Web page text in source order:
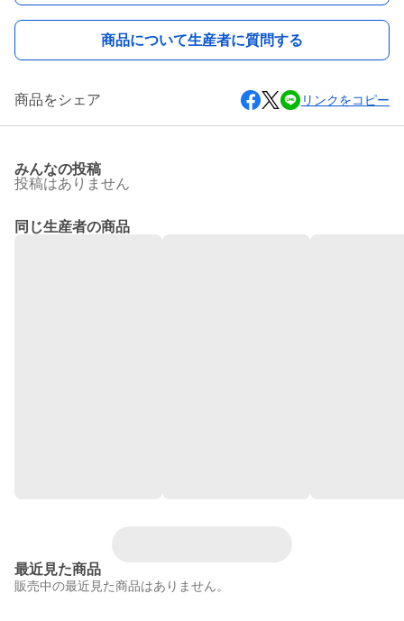
商品について生産者に質問する
商品をシェア リンクをコピー
みんなの投稿
投稿はありません
同じ生産者の商品
最近見た商品
販売中の最近見た商品はありません。